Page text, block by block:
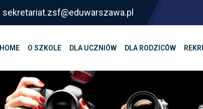
sekretariat.zsf@eduwarszawa.pl
HOME O SZKOLE DLA UCZNIÓW DLA RODZICÓW